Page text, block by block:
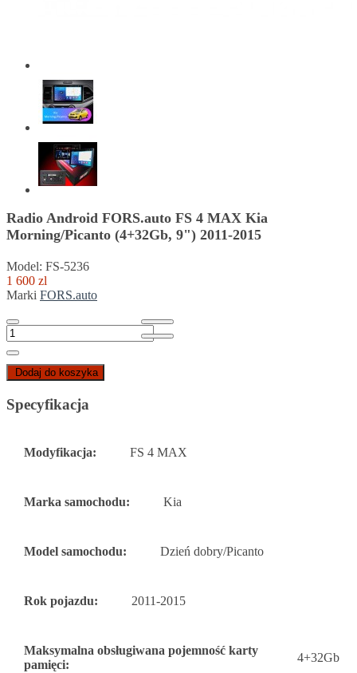
Radio Android FORS.auto FS 4 MAX Kia
Morning/Picanto (4+32Gb, 9") 2011-2015
Model: FS-5236
1 600 zl
Marki FORS.auto
Dodaj do koszyka
Specyfikacja
Modyfikacja: FS 4 MAX
Marka samochodu: Kia
Model samochodu: Dzień dobry/Picanto
Rok pojazdu: 2011-2015
Maksymalna obsługiwana pojemność karty
pamięci:
4+32Gb